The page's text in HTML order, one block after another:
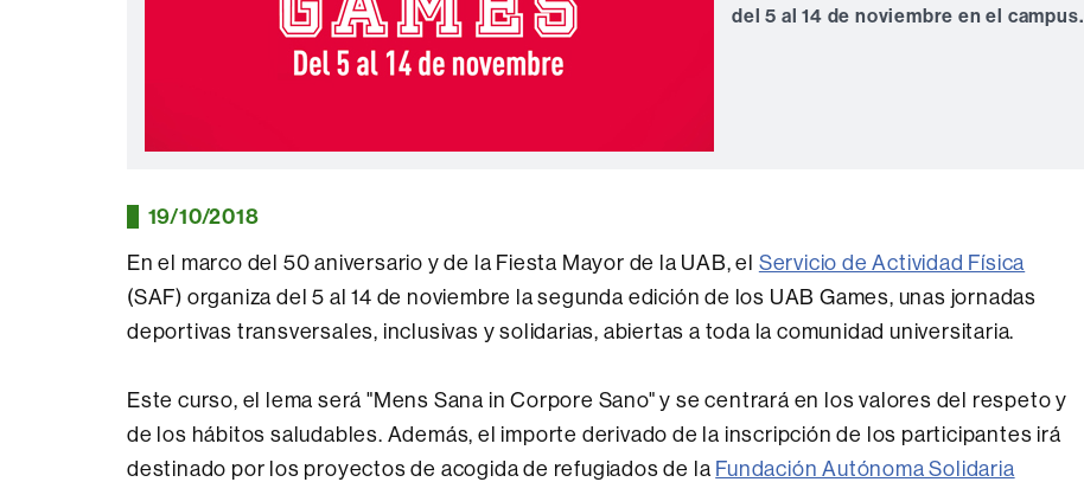
del 5 al 14 de noviembre en el campus.
19/10/2018
En el marco del 50 aniversario y de la Fiesta Mayor de la UAB, el Servicio de Actividad Física
(SAF) organiza del 5 al 14 de noviembre la segunda edición de los UAB Games, unas jornadas
deportivas transversales, inclusivas y solidarias, abiertas a toda la comunidad universitaria.
Este curso, el lema será "Mens Sana in Corpore Sano" y se centrará en los valores del respeto y
de los hábitos saludables. Además, el importe derivado de la inscripción de los participantes irá
destinado por los proyectos de acogida de refugiados de la Fundación Autónoma Solidaria